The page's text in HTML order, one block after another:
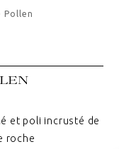
Pollen
et poli incrusté de
roche